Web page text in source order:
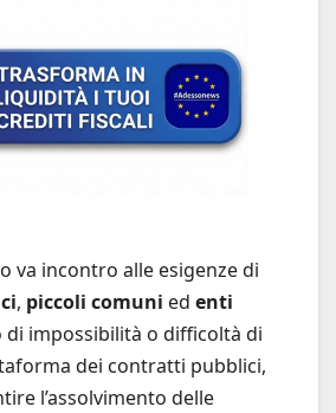
va incontro alle esigenze di
, piccoli comuni ed enti
di impossibilità o difficoltà di
dei contratti pubblici,
l’assolvimento delle